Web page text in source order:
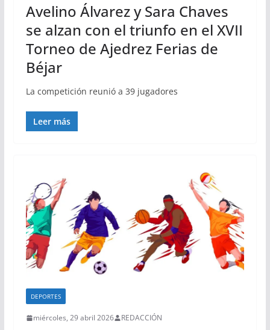
Avelino Álvarez y Sara Chaves
se alzan con el triunfo en el XVII
Torneo de Ajedrez Ferias de
Béjar
La competición reunió a 39 jugadores
Leer más
DEPORTES
miércoles, 29 abril 2026 REDACCIÓN